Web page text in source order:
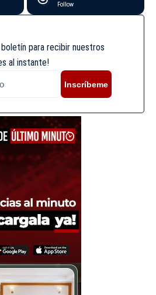
Follow
para recibir nuestros
al instante!
Inscríbeme